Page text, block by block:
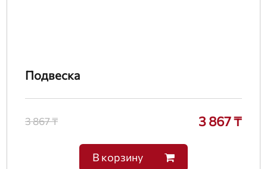
Подвеска
3 867 ₸ 3 867 ₸
В корзину